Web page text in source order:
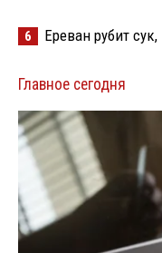
6 Ереван рубит
Главное сегодня